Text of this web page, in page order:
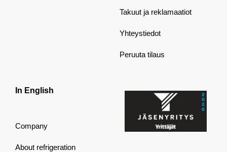
Takuut ja reklamaatiot
Yhteystiedot
Peruuta tilaus
In English
Company
About refrigeration